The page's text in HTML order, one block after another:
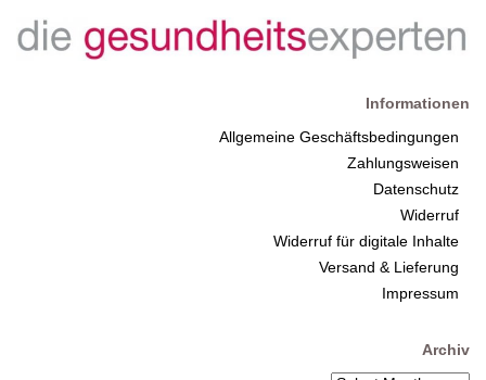
Informationen
Allgemeine Geschäftsbedingungen
Zahlungsweisen
Datenschutz
Widerruf
Widerruf für digitale Inhalte
Versand & Lieferung
Impressum
Archiv